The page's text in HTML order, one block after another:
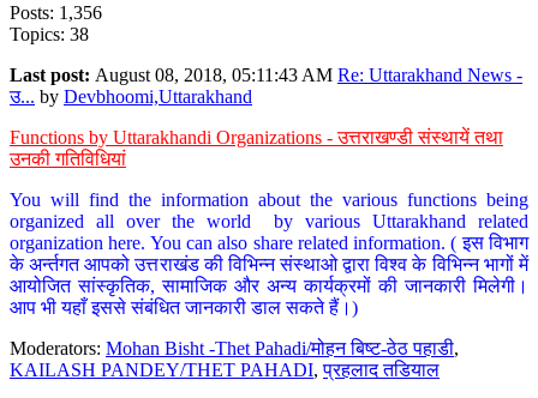
Posts: 1,356
Topics: 38
Last post: August 08, 2018, 05:11:43 AM Re: Uttarakhand News -
उ... by Devbhoomi,Uttarakhand
Functions by Uttarakhandi Organizations - उत्तराखण्डी संस्थायें तथा
उनकी गतिविधियां
You will find the information about the various functions being
organized all over the world by various Uttarakhand related
organization here. You can also share related information. ( इस विभाग
के अर्न्तगत आपको उत्तराखंड की विभिन्न संस्थाओ द्वारा विश्व के विभिन्न भागों में
आयोजित सांस्कृतिक, सामाजिक और अन्य कार्यक्रमों की जानकारी मिलेगी।
आप भी यहाँ इससे संबंधित जानकारी डाल सकते हैं।)
Moderators: Mohan Bisht -Thet Pahadi/मोहन बिष्ट-ठेठ पहाडी,
KAILASH PANDEY/THET PAHADI,प्रहलाद तडियाल